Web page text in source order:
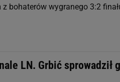
bohaterów wygranego 3:2
LN. Grbić sprowadził